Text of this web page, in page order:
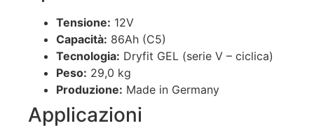
Tensione: 12V
Capacità: 86Ah (C5)
Tecnologia: Dryfit GEL (serie V – ciclica)
Peso: 29,0 kg
Produzione: Made in Germany
Applicazioni